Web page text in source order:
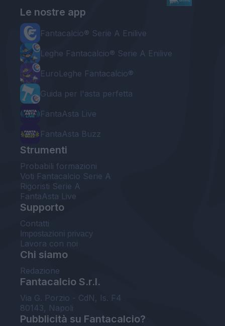
Le nostre app
Fantacalcio® Serie A Enilive
Leghe Fantacalcio® Serie A Enilive
EuroLeghe Fantacalcio®
Guida per l'asta perfetta
FantaAsta Live
FantaAsta Buzz
Strumenti
Probabili formazioni
Voti Fantacalcio Serie A
Rigoristi Serie A
FantaAsta Live
Supporto
Contatti
Impostazioni privacy
Lavora con noi
Chi siamo
Redazione
Fantacalcio S.r.l.
Via G. Porzio - CdN, Is. F4
80143, Napoli
Pubblicità su Fantacalcio?